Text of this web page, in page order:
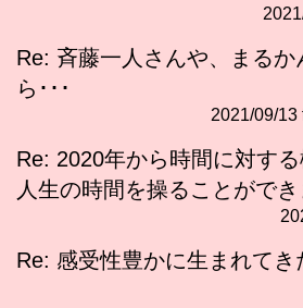
Re: 斉藤一人さんや、まるか
ら･･･
2021/09/13
Re: 2020年から時間に対する
人生の時間を操ることができ
Re: 感受性豊かに生まれてき